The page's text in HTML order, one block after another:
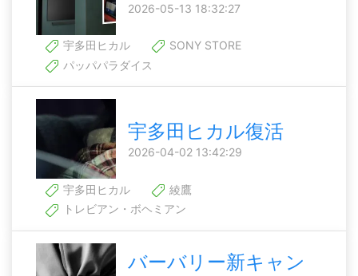
2026-05-13 18:32:27
宇多田ヒカル
SONY STORE
パッパパラダイス
宇多田ヒカル復活
2026-04-02 13:42:29
宇多田ヒカル
綾鷹
トレビアン・ボヘミアン
バーバリー新キャン